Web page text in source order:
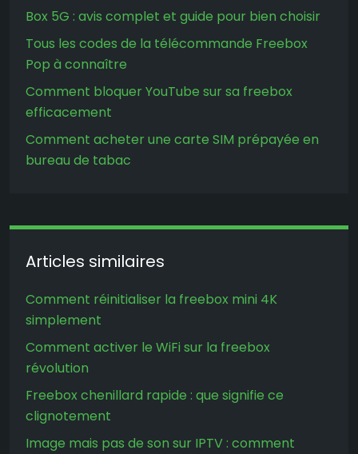
Box 5G : avis complet et guide pour bien choisir
Tous les codes de la télécommande Freebox
Pop à connaître
Comment bloquer YouTube sur sa freebox
efficacement
Comment acheter une carte SIM prépayée en
bureau de tabac
Articles similaires
Comment réinitialiser la freebox mini 4K
simplement
Comment activer le WiFi sur la freebox
révolution
Freebox chenillard rapide : que signifie ce
clignotement
Image mais pas de son sur IPTV : comment